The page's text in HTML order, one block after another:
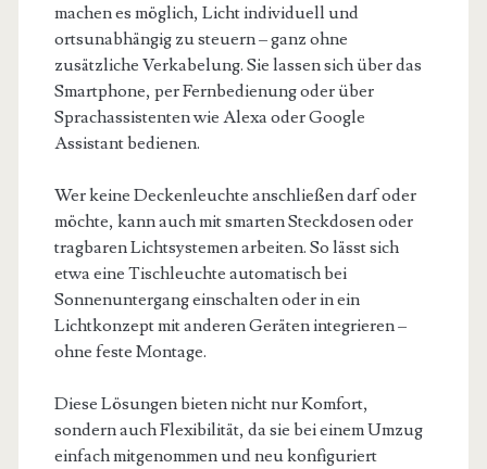
machen es möglich, Licht individuell und
ortsunabhängig zu steuern – ganz ohne
zusätzliche Verkabelung. Sie lassen sich über das
Smartphone, per Fernbedienung oder über
Sprachassistenten wie Alexa oder Google
Assistant bedienen.
Wer keine Deckenleuchte anschließen darf oder
möchte, kann auch mit smarten Steckdosen oder
tragbaren Lichtsystemen arbeiten. So lässt sich
etwa eine Tischleuchte automatisch bei
Sonnenuntergang einschalten oder in ein
Lichtkonzept mit anderen Geräten integrieren –
ohne feste Montage.
Diese Lösungen bieten nicht nur Komfort,
sondern auch Flexibilität, da sie bei einem Umzug
einfach mitgenommen und neu konfiguriert